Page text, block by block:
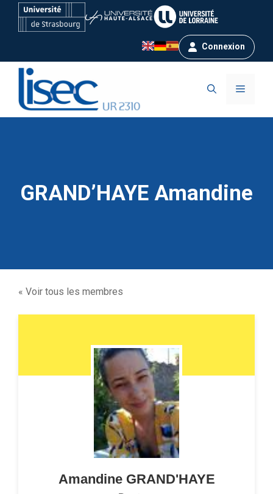
Aller
contenu
Connexion
Menu
GRAND’HAYE Amandine
« Voir tous les membres
Amandine GRAND'HAYE